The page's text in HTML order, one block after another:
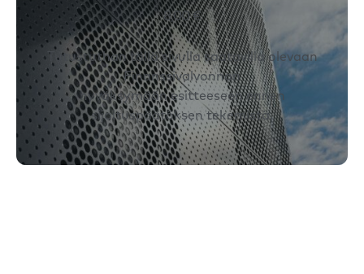
8,00 €
Tutustuthan tällä sivulla saatavilla olevaan
Finanssivalvonnan
hyväksymään esitteeseen ennen
sijoituspäätöksen tekemistä.